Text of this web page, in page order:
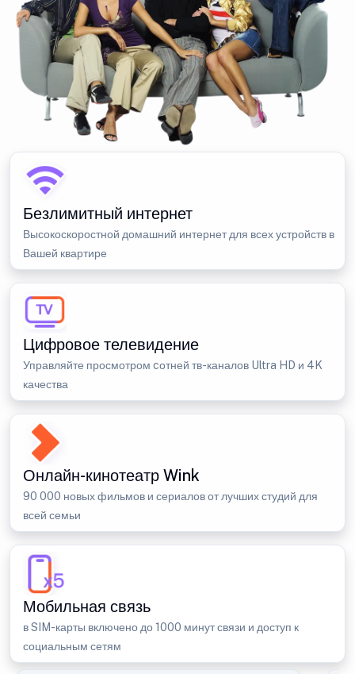
Безлимитный интернет
Высокоскоростной домашний интернет для всех устройств в
Вашей квартире
Цифровое телевидение
Управляйте просмотром cотней тв-каналов Ultra HD и 4K
качества
Онлайн-кинотеатр Wink
90 000 новых фильмов и сериалов от лучших студий для
всей семьи
Мобильная связь
в SIM-карты включено до 1000 минут связи и доступ к
социальным сетям